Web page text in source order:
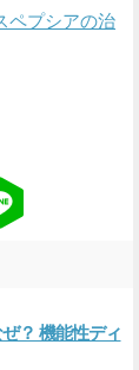
ペプシアの治
？ 機能性ディ